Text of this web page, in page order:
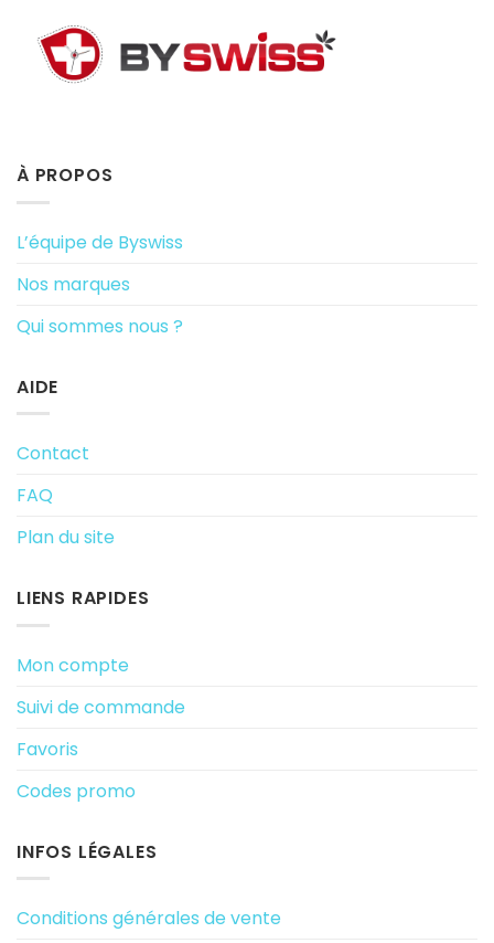
À PROPOS
L’équipe de Byswiss
Nos marques
Qui sommes nous ?
AIDE
Contact
FAQ
Plan du site
LIENS RAPIDES
Mon compte
Suivi de commande
Favoris
Codes promo
INFOS LÉGALES
Conditions générales de vente